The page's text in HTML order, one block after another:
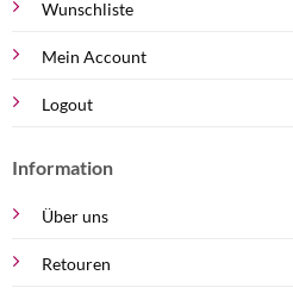
Wunschliste
Mein Account
Logout
Information
Über uns
Retouren